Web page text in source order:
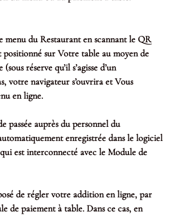
menu du Restaurant en scannant le QR
sur Votre table au moyen de
réserve qu’il s’agisse d’un
votre navigateur s’ouvrira et Vous
en ligne.
passée auprès du personnel du
enregistrée dans le logiciel
est interconnecté avec le Module de
de régler votre addition en ligne, par
de paiement à table. Dans ce cas, en